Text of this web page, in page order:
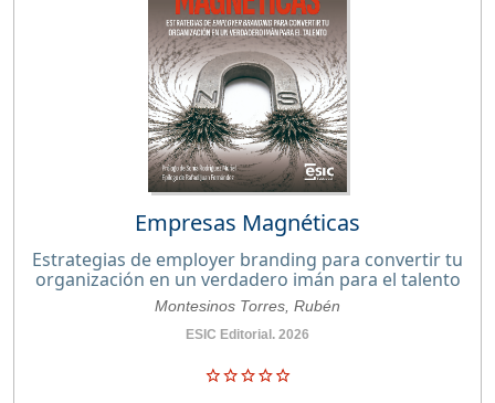
Empresas Magnéticas
Estrategias de employer branding para convertir tu
organización en un verdadero imán para el talento
Montesinos Torres, Rubén
ESIC Editorial. 2026